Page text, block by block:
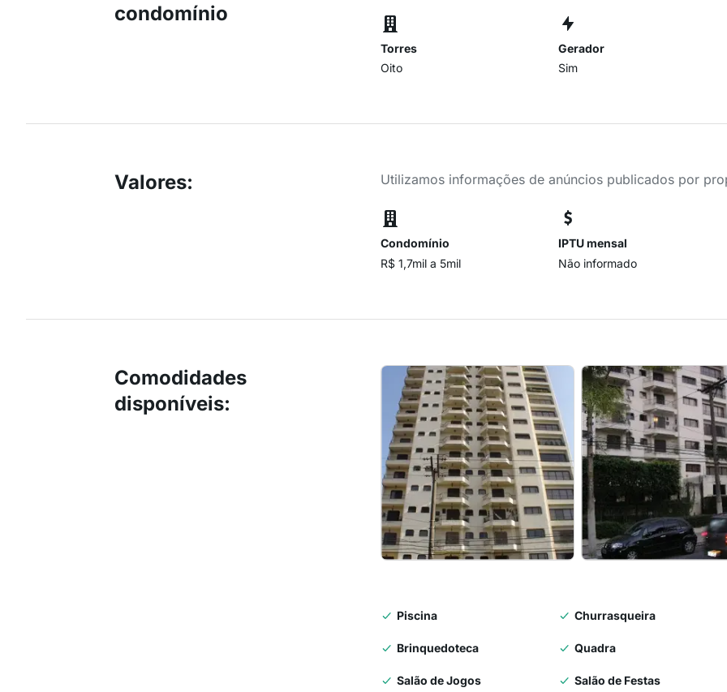
condomínio
Torres
Oito
Gerador
Sim
Valores: Utilizamos informações de anúncios publicados por
Condomínio
R$ 1,7mil a 5mil
IPTU mensal
Não informado
Comodidades
disponíveis:
Piscina Churrasqueira
Brinquedoteca Quadra
Salão de Jogos Salão de Festas